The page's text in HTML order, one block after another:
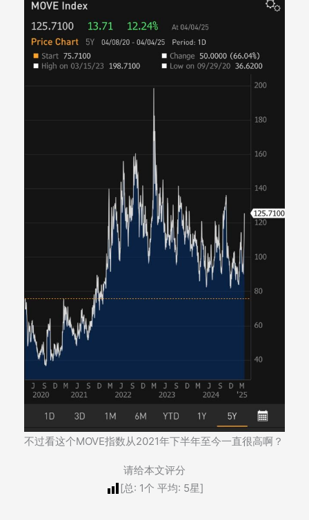
不过看这个MOVE指数从2021年下半年至今一直很高啊？
请给本文评分
[总: 1个 平均: 5星]